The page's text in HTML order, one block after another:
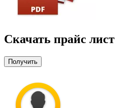
Скачать прайс лист
Получить